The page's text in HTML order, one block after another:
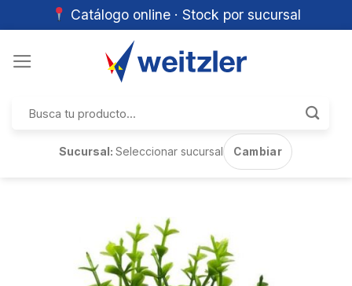
Catálogo online · Stock por sucursal
por:
Sucursal:Seleccionar sucursal Cambiar